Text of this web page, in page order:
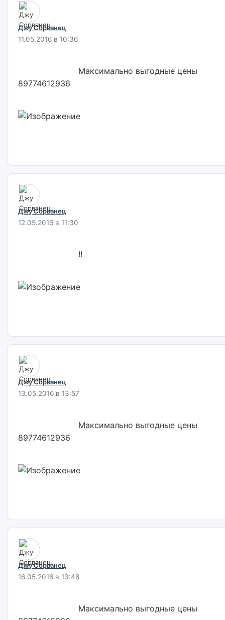
Джу Сорванец
11.05.2016 в 10:36
89774612936
Джу Сорванец
12.05.2016 в 11:30
Джу Сорванец
13.05.2016 в 13:57
89774612936
Джу Сорванец
16.05.2016 в 13:48